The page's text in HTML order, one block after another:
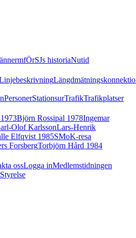
mfÖrSJs historiaNutid
PersonerStationsurTrafikTrafikplatser
Björn Rossipal 1978Ingemar
Olof KarlssonLars-Henrik
Elfqvist 1985SMoK-resa
ForsbergTorbjörn Hård 1984
ossLogga inMedlemstidningen
Styrelse